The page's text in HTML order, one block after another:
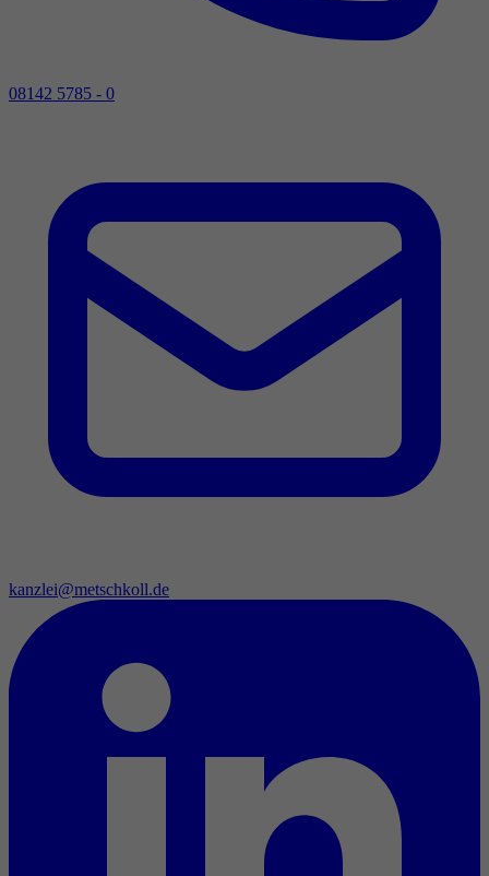
08142 5785 - 0
kanzlei@metschkoll.de